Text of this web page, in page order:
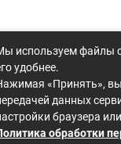
используем файлы
удобнее.
«Принять», вы
данных
браузера
обработки